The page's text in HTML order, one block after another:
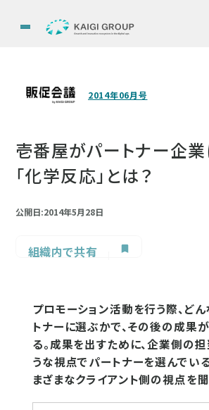
2014年06月号
壱番屋がパートナー企
「化学反応」とは？
公開日:2014年5月28日
組織内で共有
プロモーション活動を行う際、ど
トナーに選ぶかで、その後の成果
る。成果を出すために、企業側の
うな視点でパートナーを選んでい
まざまなクライアント側の視点を聞